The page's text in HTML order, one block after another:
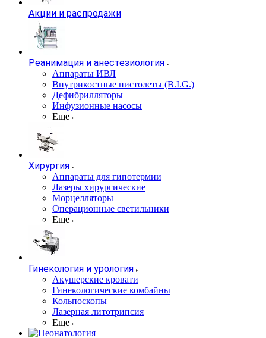
Акции и распродажи
Реанимация и анестезиология
Аппараты ИВЛ
Внутрикостные пистолеты (B.I.G.)
Дефибрилляторы
Инфузионные насосы
Еще
Хирургия
Аппараты для гипотермии
Лазеры хирургические
Морцелляторы
Операционные светильники
Еще
Гинекология и урология
Акушерские кровати
Гинекологические комбайны
Кольпоскопы
Лазерная литотрипсия
Еще